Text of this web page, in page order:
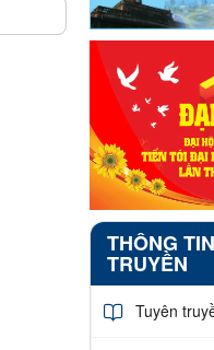
THÔNG
TRUYỀN
Tuyên